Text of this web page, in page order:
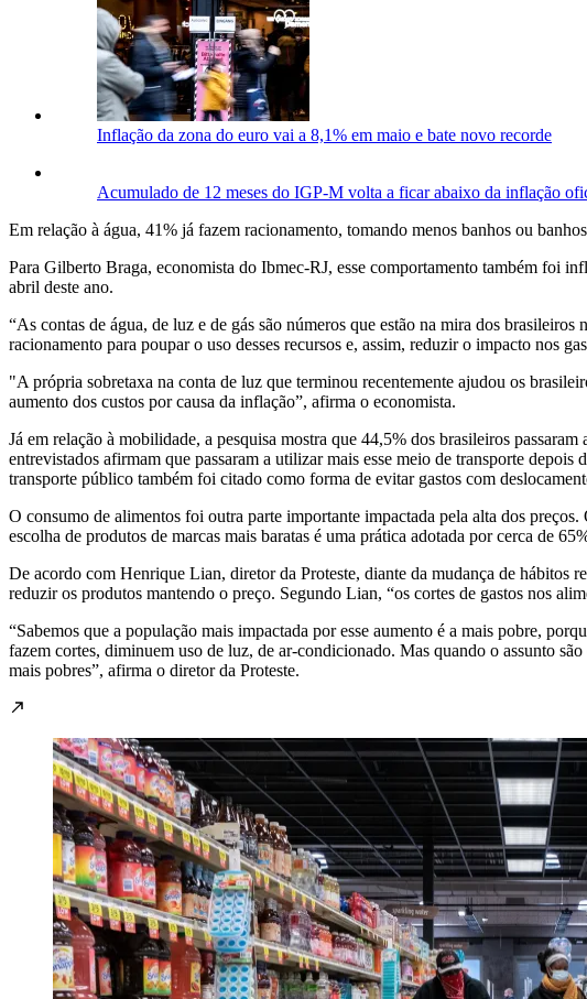
Inflação da zona do euro vai a 8,1% em maio e bate novo recorde
Acumulado de 12 meses do IGP-M volta a ficar abaixo da inflação
Em relação à água, 41% já fazem racionamento, tomando menos banhos ou
Para Gilberto Braga, economista do Ibmec-RJ, esse comportamento também foi
abril deste ano.
“As contas de água, de luz e de gás são números que estão na mira dos
racionamento para poupar o uso desses recursos e, assim, reduzir o impacto nos
"A própria sobretaxa na conta de luz que terminou recentemente ajudou os
aumento dos custos por causa da inflação”, afirma o economista.
Já em relação à mobilidade, a pesquisa mostra que 44,5% dos brasileiros
entrevistados afirmam que passaram a utilizar mais esse meio de transporte
transporte público também foi citado como forma de evitar gastos com
O consumo de alimentos foi outra parte importante impactada pela alta dos
escolha de produtos de marcas mais baratas é uma prática adotada por cerca de
De acordo com Henrique Lian, diretor da Proteste, diante da mudança de hábitos
reduzir os produtos mantendo o preço. Segundo Lian, “os cortes de gastos nos
“Sabemos que a população mais impactada por esse aumento é a mais pobre,
fazem cortes, diminuem uso de luz, de ar-condicionado. Mas quando o assunto
mais pobres”, afirma o diretor da Proteste.